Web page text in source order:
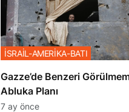
​​​​​​​Gazze’de Benzeri
Abluka Planı
İSRAİL-AMERİKA-BATI
7 ay önce